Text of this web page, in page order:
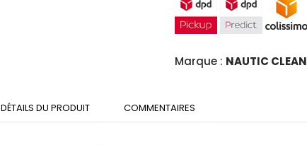
Marque : NAUTIC CLEAN
DÉTAILS DU PRODUIT COMMENTAIRES